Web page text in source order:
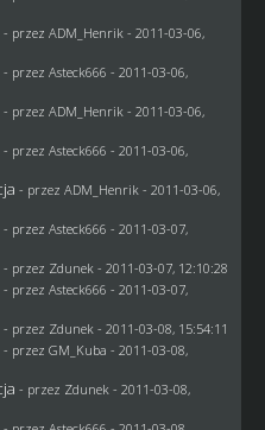
- przez ADM_Henrik - 2011-03-06,
- przez Asteck666 - 2011-03-06,
- przez ADM_Henrik - 2011-03-06,
- przez Asteck666 - 2011-03-06,
- przez ADM_Henrik - 2011-03-06,
- przez Asteck666 - 2011-03-07,
- przez Zdunek - 2011-03-07, 12:10:28
- przez Asteck666 - 2011-03-07,
- przez Zdunek - 2011-03-08, 15:54:11
- przez GM_Kuba - 2011-03-08,
- przez Zdunek - 2011-03-08,